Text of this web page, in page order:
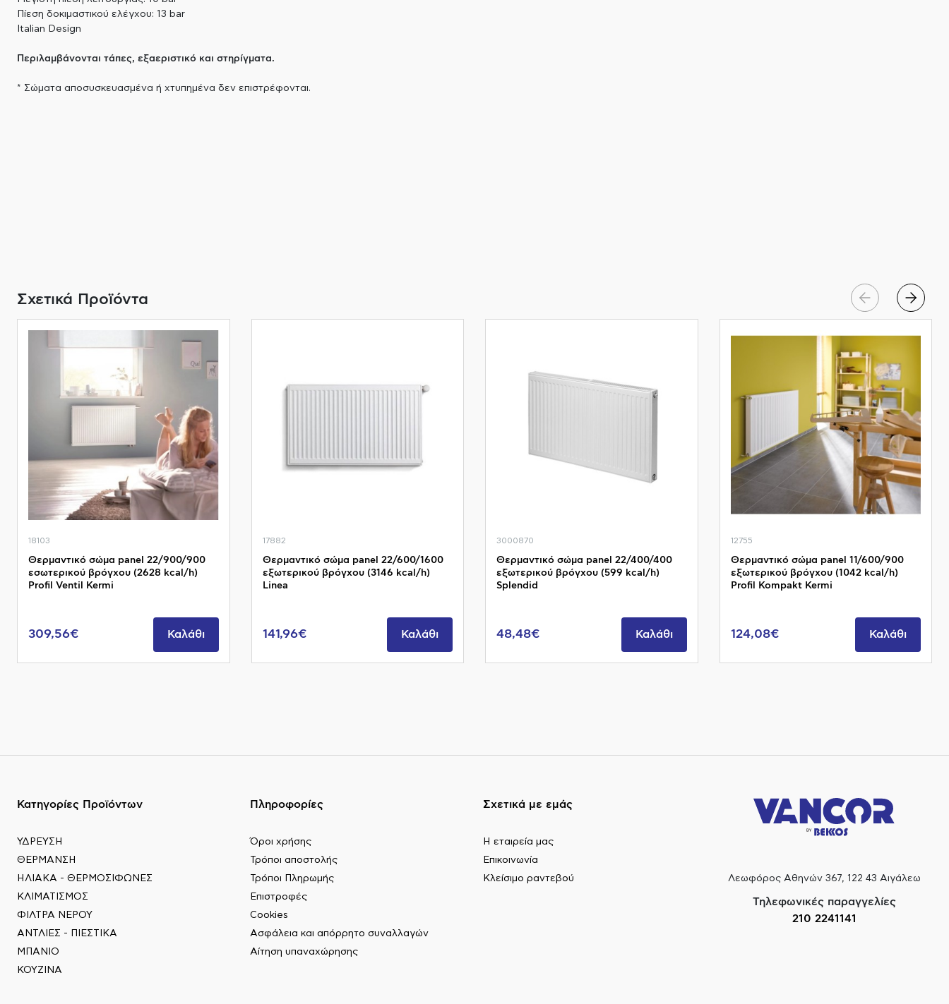
Πίεση δοκιμαστικού ελέγχου: 13 bar
Italian Design
Περιλαμβάνονται τάπες, εξαεριστικό και στηρίγματα.
* Σώματα αποσυσκευασμένα ή χτυπημένα δεν επιστρέφονται.
Σχετικά Προϊόντα
18103
Θερμαντικό σώμα panel 22/900/900
εσωτερικού βρόγχου (2628 kcal/h)
Profil Ventil Kermi
309,56€ Καλάθι
17882
Θερμαντικό σώμα panel 22/600/1600
εξωτερικού βρόγχου (3146 kcal/h)
Linea
141,96€ Καλάθι
3000870
Θερμαντικό σώμα panel 22/400/400
εξωτερικού βρόγχου (599 kcal/h)
Splendid
48,48€ Καλάθι
12755
Θερμαντικό σώμα panel 11/600/900
εξωτερικού βρόγχου (1042 kcal/h)
Profil Kompakt Kermi
124,08€ Καλάθι
Κατηγορίες Προϊόντων
ΥΔΡΕΥΣΗ
ΘΕΡΜΑΝΣΗ
ΗΛΙΑΚΑ - ΘΕΡΜΟΣΙΦΩΝΕΣ
ΚΛΙΜΑΤΙΣΜΟΣ
ΦΙΛΤΡΑ ΝΕΡΟΥ
ΑΝΤΛΙΕΣ - ΠΙΕΣΤΙΚΑ
ΜΠΑΝΙΟ
ΚΟΥΖΙΝΑ
Πληροφορίες
Όροι χρήσης
Τρόποι αποστολής
Τρόποι Πληρωμής
Επιστροφές
Cookies
Ασφάλεια και απόρρητο συναλλαγών
Αίτηση υπαναχώρησης
Σχετικά με εμάς
Η εταιρεία μας
Επικοινωνία
Κλείσιμο ραντεβού
Λεωφόρος Αθηνών 367, 122 43 Αιγάλεω
Τηλεφωνικές παραγγελίες
210 2241141